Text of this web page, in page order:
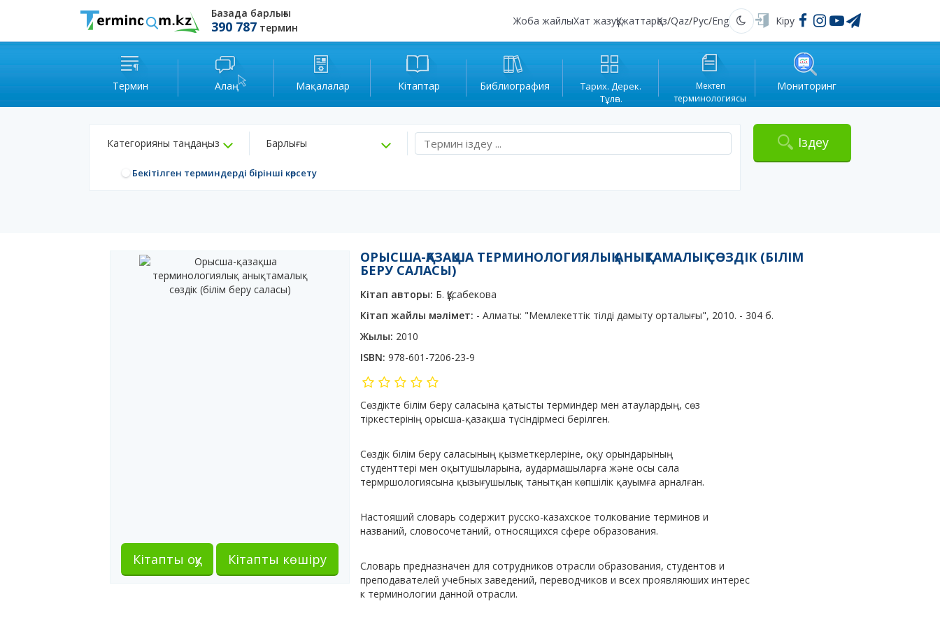
Базада барлығы
390 787 термин
Жоба жайлыХат жазуҚұжаттарҚаз/Qaz/Рус/Eng Қараңғы Кіру
Термин Алаң Мақалалар Кітаптар Библиография
Тарих. Дерек.
Тұлға.
Мектеп
терминологиясы
Мониторинг
Категорияны таңдаңыз Барлығы
Бекітілген терминдерді бірінші көрсету
Іздеу
Кітапты оқу Кітапты көшіру
ОРЫСША-ҚАЗАҚША ТЕРМИНОЛОГИЯЛЫҚ АНЫҚТАМАЛЫҚ СӨЗДІК (БІЛІМ
БЕРУ САЛАСЫ)
Кітап авторы: Б. Құсабекова
Кітап жайлы мәлімет: - Алматы: "Мемлекеттік тілді дамыту орталығы", 2010. - 304 б.
Жылы: 2010
ISBN: 978-601-7206-23-9
Сөздікте білім беру саласына қатысты терминдер мен атаулардың, сөз
тіркестерінің орысша-қазақша түсіндірмесі берілген.
Сөздік білім беру саласының қызметкерлеріне, оқу орындарының
студенттері мен оқытушыларына, аудармашыларға және осы сала
термршологиясына қызығушылық танытқан көпшілік қауымға арналған.
Настояший словарь содержит русско-казахское толкование терминов и
названий, словосочетаний, относящихся сфере образования.
Словарь предназначен для сотрудников отрасли образования, студентов и
преподавателей учебных заведений, переводчиков и всех проявляюших интерес
к терминологии данной отрасли.